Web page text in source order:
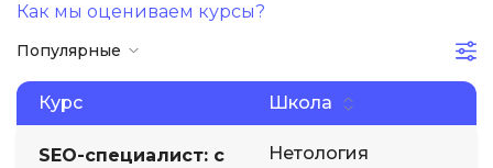
Как мы оцениваем курсы?
Популярные
Курс Школа
SEO-специалист: с
Нетология
Дизайн
Аналитика